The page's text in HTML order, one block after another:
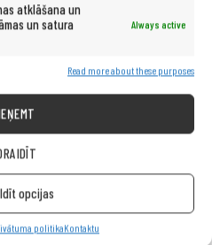
atklāšana un
un satura
Always active
Read more about these purposes
opcijas
politikaKontaktu